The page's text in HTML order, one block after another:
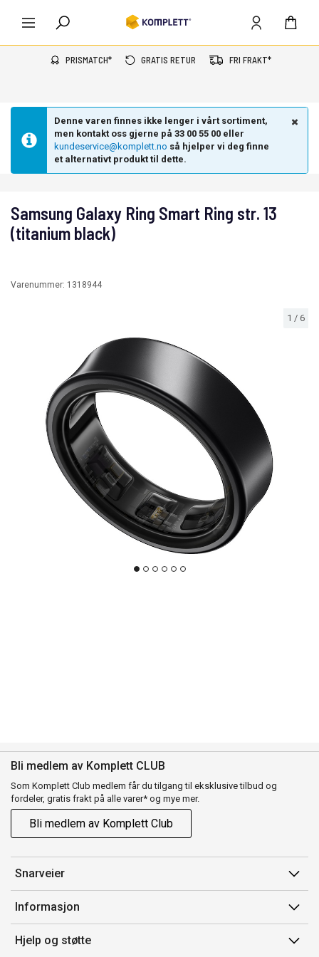
PRISMATCH* GRATIS RETUR FRI FRAKT*
Denne varen finnes ikke lenger i vårt sortiment,
men kontakt oss gjerne på 33 00 55 00 eller
kundeservice@komplett.no så hjelper vi deg finne
et alternativt produkt til dette.
1 / 6
Samsung Galaxy Ring Smart Ring str. 13
(titanium black)
Varenummer: 1318944
Bli medlem av Komplett CLUB
Som Komplett Club medlem får du tilgang til eksklusive tilbud og
fordeler, gratis frakt på alle varer* og mye mer.
Bli medlem av Komplett Club
Snarveier
Min side
Ordreoversikt
Flex
Informasjon
Salgsbetingelser
Hjelp og støtte